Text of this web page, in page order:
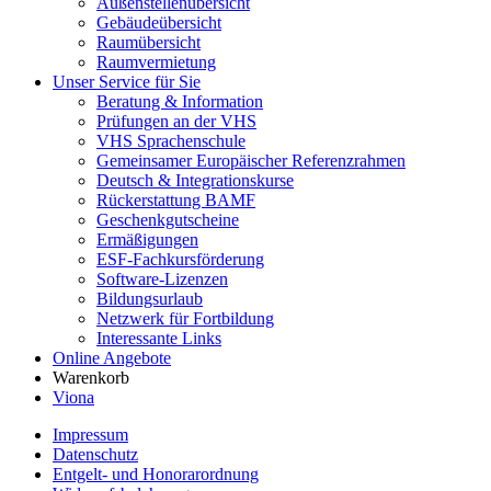
Gebäudeübersicht
Raumübersicht
Raumvermietung
Unser Service für Sie
Beratung & Information
Prüfungen an der VHS
VHS Sprachenschule
Gemeinsamer Europäischer Referenzrahmen
Deutsch & Integrationskurse
Rückerstattung BAMF
Geschenkgutscheine
Ermäßigungen
ESF-Fachkursförderung
Software-Lizenzen
Bildungsurlaub
Netzwerk für Fortbildung
Interessante Links
Online Angebote
Warenkorb
Viona
Impressum
Datenschutz
Entgelt- und Honorarordnung